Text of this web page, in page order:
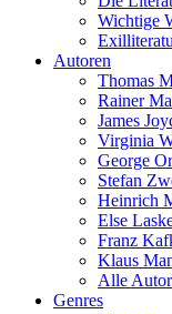
Wichtige
Autoren
Thomas
Rainer
James
Virginia
George
Stefan
Heinrich
Else
Franz
Klaus
Alle
Genres